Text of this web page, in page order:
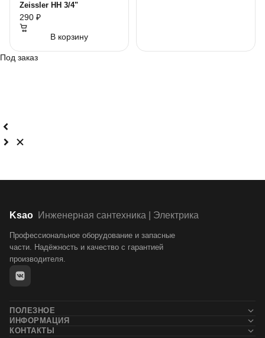
Zeissler НН 3/4"
290 ₽
В корзину
Под заказ
Ksao Инженерная сантехника | Электрика
Профессиональное оборудование и запасные
части. Надёжность и качество с гарантией
производителя.
ПОЛЕЗНОЕ
Новости
Блог
ИНФОРМАЦИЯ
Контакты
КОНТАКТЫ